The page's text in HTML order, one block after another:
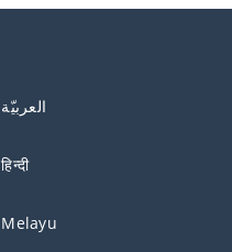
العربيّة
हिन्दी
Melayu